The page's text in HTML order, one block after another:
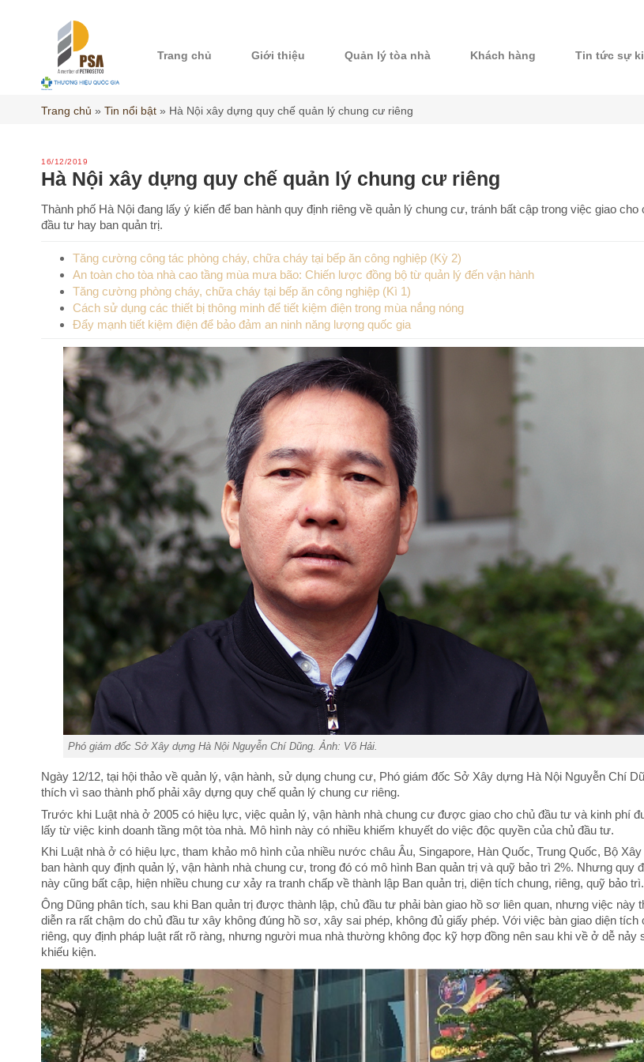
Trang chủ Giới thiệu Quản lý tòa nhà Khách hàng Tin tức sự
Trang chủ » Tin nổi bật » Hà Nội xây dựng quy chế quản lý chung cư riêng
16/12/2019
Hà Nội xây dựng quy chế quản lý chung cư riêng
Thành phố Hà Nội đang lấy ý kiến để ban hành quy định riêng về quản lý chung cư, tránh bất cập trong việc giao cho
đầu tư hay ban quản trị.
Tăng cường công tác phòng cháy, chữa cháy tại bếp ăn công nghiệp (Kỳ 2)
An toàn cho tòa nhà cao tầng mùa mưa bão: Chiến lược đồng bộ từ quản lý đến vận hành
Tăng cường phòng cháy, chữa cháy tại bếp ăn công nghiệp (Kì 1)
Cách sử dụng các thiết bị thông minh để tiết kiệm điện trong mùa nắng nóng
Đẩy mạnh tiết kiệm điện để bảo đảm an ninh năng lượng quốc gia
Phó giám đốc Sở Xây dựng Hà Nội Nguyễn Chí Dũng. Ảnh: Võ Hải.
Ngày 12/12, tại hội thảo về quản lý, vận hành, sử dụng chung cư, Phó giám đốc Sở Xây dựng Hà Nội Nguyễn Chí
thích vì sao thành phố phải xây dựng quy chế quản lý chung cư riêng.
Trước khi Luật nhà ở 2005 có hiệu lực, việc quản lý, vận hành nhà chung cư được giao cho chủ đầu tư và kinh phí
lấy từ việc kinh doanh tầng một tòa nhà. Mô hình này có nhiều khiếm khuyết do việc độc quyền của chủ đầu tư.
Khi Luật nhà ở có hiệu lực, tham khảo mô hình của nhiều nước châu Âu, Singapore, Hàn Quốc, Trung Quốc, Bộ
ban hành quy định quản lý, vận hành nhà chung cư, trong đó có mô hình Ban quản trị và quỹ bảo trì 2%. Nhưng quy
này cũng bất cập, hiện nhiều chung cư xảy ra tranh chấp về thành lập Ban quản trị, diện tích chung, riêng, quỹ bảo trì.
Ông Dũng phân tích, sau khi Ban quản trị được thành lập, chủ đầu tư phải bàn giao hồ sơ liên quan, nhưng việc này
diễn ra rất chậm do chủ đầu tư xây không đúng hồ sơ, xây sai phép, không đủ giấy phép. Với việc bàn giao diện tích
riêng, quy định pháp luật rất rõ ràng, nhưng người mua nhà thường không đọc kỹ hợp đồng nên sau khi về ở dễ nảy
khiếu kiện.